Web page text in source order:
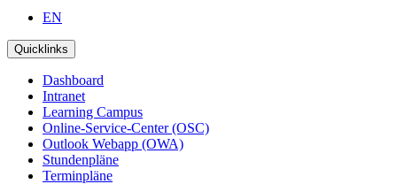
EN
Quicklinks
Dashboard
Intranet
Learning Campus
Online-Service-Center (OSC)
Outlook Webapp (OWA)
Stundenpläne
Terminpläne